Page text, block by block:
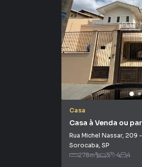
preparada para
Casa
Casa à Venda ou
Pagliato
Rua Michel Nassar, 209 -
Sorocaba, SP
278m² 3 4 4